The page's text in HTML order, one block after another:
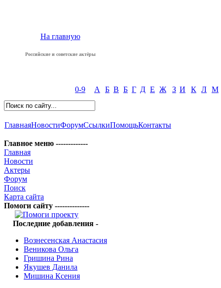
На главную
Российские и советские актёры
0-9 А Б В Б Г Д Е Ж З И К Л М
ГлавнаяНовостиФорумСсылкиПомощьКонтакты
Главное меню -------------
Главная
Новости
Актеры
Форум
Поиск
Карта сайта
Помоги сайту --------------
Последние добавления -
Вознесенская Анастасия
Веникова Ольга
Гришина Рина
Якушев Данила
Мишина Ксения